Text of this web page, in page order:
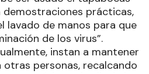
prácticas,
lavado de manos para que
de los virus”.
instan a mantener
personas, recalcando